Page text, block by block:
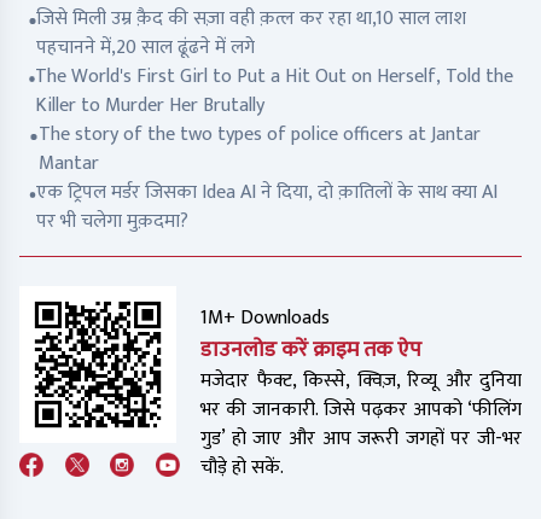
जिसे मिली उम्र क़ैद की सज़ा वही क़त्ल कर रहा था,10 साल लाश
पहचानने में,20 साल ढूंढने में लगे
The World's First Girl to Put a Hit Out on Herself, Told the
Killer to Murder Her Brutally
The story of the two types of police officers at Jantar
Mantar
एक ट्रिपल मर्डर जिसका Idea AI ने दिया, दो क़ातिलों के साथ क्या AI
पर भी चलेगा मुक़दमा?
1M+ Downloads
डाउनलोड करें क्राइम तक ऐप
मजेदार फैक्ट, किस्से, क्विज़, रिव्यू और दुनिया
भर की जानकारी. जिसे पढ़कर आपको ‘फीलिंग
गुड’ हो जाए और आप जरूरी जगहों पर जी-भर
चौड़े हो सकें.